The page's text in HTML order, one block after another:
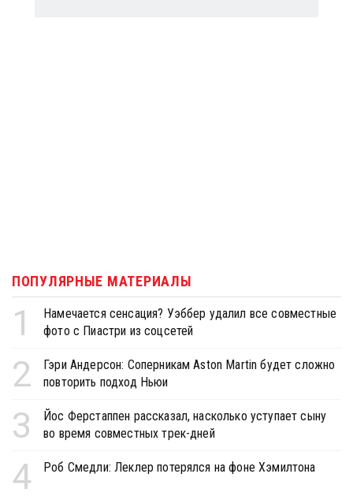
ПОПУЛЯРНЫЕ МАТЕРИАЛЫ
1
Намечается сенсация? Уэббер удалил все совместные
фото с Пиастри из соцсетей
2
Гэри Андерсон: Соперникам Aston Martin будет сложно
повторить подход Ньюи
3
Йос Ферстаппен рассказал, насколько уступает сыну
во время совместных трек-дней
4 Роб Смедли: Леклер потерялся на фоне Хэмилтона